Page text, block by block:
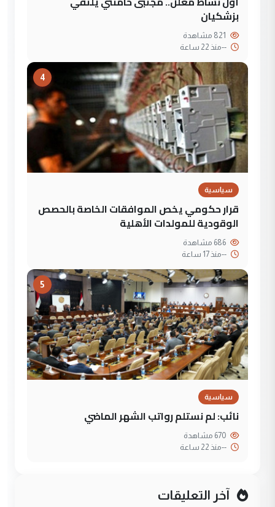
بزشكيان
--منذ 22 ساعة
4
سياسية
قرار حكومي يخص الموافقات الخاصة بالحصص
الوقودية للمولدات الأهلية
--منذ 17 ساعة
5
سياسية
نائب: لم نستلم رواتب الشهر الماضي
--منذ 22 ساعة
آخر التعليقات